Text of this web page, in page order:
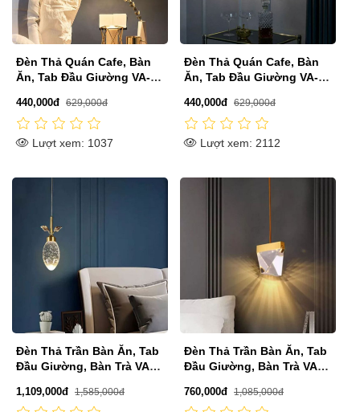
Đèn Thả Quán Cafe, Bàn
Ăn, Tab Đầu Giường VA-
440,000đ 629,000đ
Lượt xem: 1037
Đèn Thả Quán Cafe, Bàn
Ăn, Tab Đầu Giường VA-
440,000đ 629,000đ
Lượt xem: 2112
Đèn Thả Trần Bàn Ăn, Tab
Đầu Giường, Bàn Trà VA-
1,109,000đ 1,585,000đ
Đèn Thả Trần Bàn Ăn, Tab
Đầu Giường, Bàn Trà VA-
760,000đ 1,085,000đ